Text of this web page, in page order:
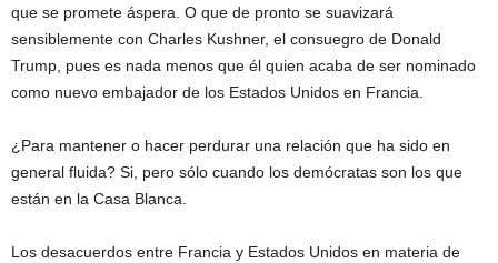
que se promete áspera. O que de pronto se suavizará
sensiblemente con Charles Kushner, el consuegro de Donald
Trump, pues es nada menos que él quien acaba de ser nominado
como nuevo embajador de los Estados Unidos en Francia.
¿Para mantener o hacer perdurar una relación que ha sido en
general fluida? Si, pero sólo cuando los demócratas son los que
están en la Casa Blanca.
Los desacuerdos entre Francia y Estados Unidos en materia de